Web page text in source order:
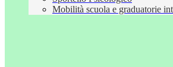
Mobilità scuola e graduatorie